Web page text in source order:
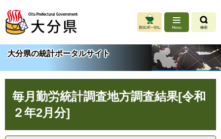
ジ
先
頭
す
ュ
を
飛
し
大分県の統計ポータルサイト
毎月勤労統計調査地方調査結果[令和
２年2月分]